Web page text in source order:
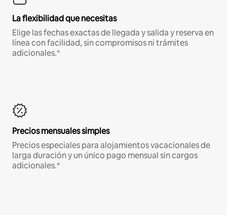
La flexibilidad que necesitas
Elige las fechas exactas de llegada y salida y reserva en
línea con facilidad, sin compromisos ni trámites
adicionales.*
Precios mensuales simples
Precios especiales para alojamientos vacacionales de
larga duración y un único pago mensual sin cargos
adicionales.*